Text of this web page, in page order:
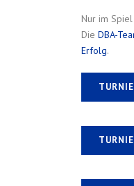
Nur im
Die DBA-
Erfolg.